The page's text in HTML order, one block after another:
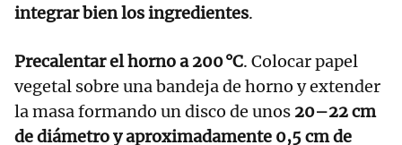
integrar bien los ingredientes.
Precalentar el horno a 200 °C. Colocar papel
vegetal sobre una bandeja de horno y extender
la masa formando un disco de unos 20–22 cm
de diámetro y aproximadamente 0,5 cm de